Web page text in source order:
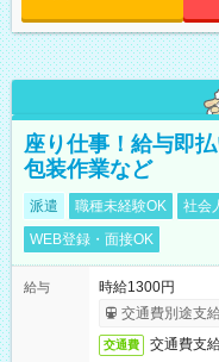
座り仕事！給与即
包装作業など
派遣 職種未経験OK 社会
WEB登録・面接OK
給与
時給1300円
交通費別途支
交通費 交通費支